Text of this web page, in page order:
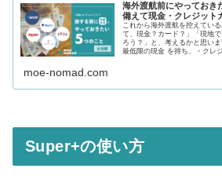
海外渡航前にやっておき
備えて現金・クレジット
これから海外渡航を控えてい
て、現金？カード？」「現地
ろう？」と、考えるかと思い
最低限の現金 を持ち、・クレ
レジットカード払い・現地で
備」が必要です！私も失敗経
moe-nomad.com
Super+の使い方